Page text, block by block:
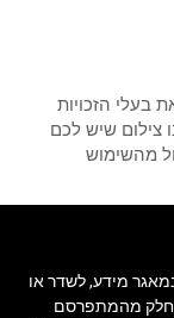
בעלי הזכויות
צילום שיש לכם
מהשימוש
מידע, לשדר או
חלק מהמתפרסם